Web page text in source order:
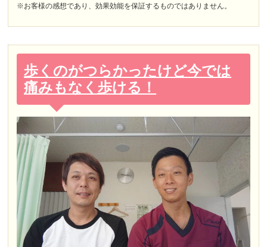
※お客様の感想であり、効果効能を保証するものではありません。
歩くのがつらかったけど今では
痛みもなく歩ける！